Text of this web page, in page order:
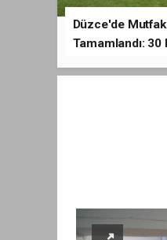
Düzce'de
Tamamlandı: